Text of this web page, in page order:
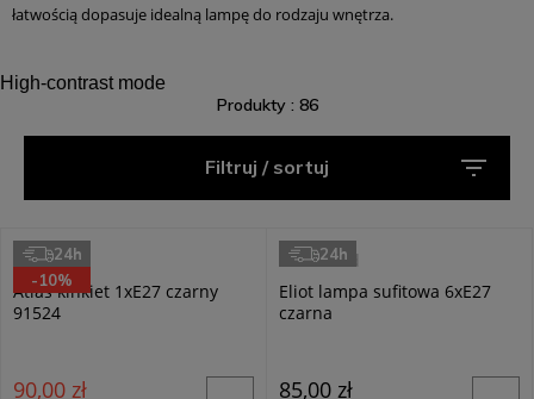
łatwością dopasuje idealną lampę do rodzaju wnętrza.
High-contrast mode
Produkty : 86
Filtruj / sortuj
Alfa
Atlas kinkiet 1xE27 czarny
91524
90,00 zł
24h
-10%
Masterled
Eliot lampa sufitowa 6xE27
czarna
85,00 zł
24h